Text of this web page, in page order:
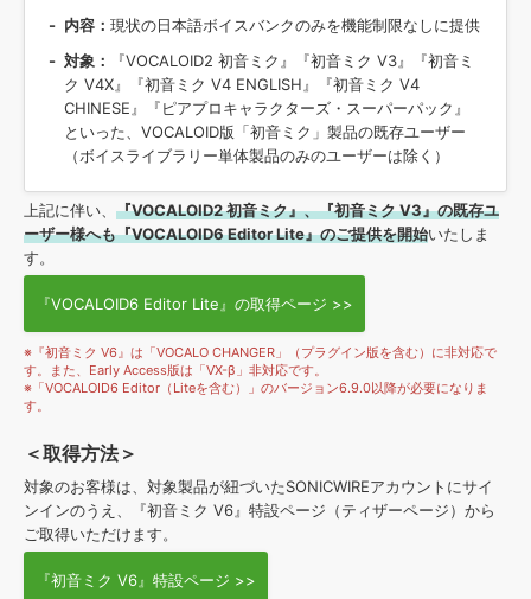
APS セリフを音声分離
音素材の制作・ライセンス提供
内容： 現状の日本語ボイスバンクのみを機能制限なしに提供
対象：
『VOCALOID2 初音ミク』『初音ミク V3』『初音ミ
ク V4X』『初音ミク V4 ENGLISH』『初音ミク V4
CHINESE』『ピアプロキャラクターズ・スーパーパック』
といった、VOCALOID版「初音ミク」製品の既存ユーザー
（ボイスライブラリー単体製品のみのユーザーは除く）
上記に伴い、 『VOCALOID2 初音ミク』、『初音ミク V3』の既存ユ
ーザー様へも『VOCALOID6 Editor Lite』のご提供を開始いたしま
す。
『VOCALOID6 Editor Lite』の取得ページ >>
※『初音ミク V6』は「VOCALO CHANGER」（プラグイン版を含む）に非対応で
す。また、Early Access版は「VX-β」非対応です。
※「VOCALOID6 Editor（Liteを含む）」のバージョン6.9.0以降が必要になりま
す。
＜取得方法＞
対象のお客様は、対象製品が紐づいたSONICWIREアカウントにサイ
ンインのうえ、『初音ミク V6』特設ページ（ティザーページ）から
ご取得いただけます。
『初音ミク V6』特設ページ >>